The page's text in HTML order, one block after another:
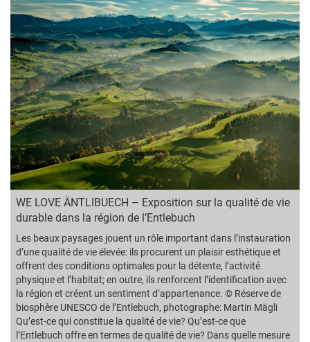
WE LOVE ÄNTLIBUECH – Exposition sur la qualité de vie
durable dans la région de l’Entlebuch
Les beaux paysages jouent un rôle important dans l’instauration
d’une qualité de vie élevée: ils procurent un plaisir esthétique et
offrent des conditions optimales pour la détente, l’activité
physique et l’habitat; en outre, ils renforcent l’identification avec
la région et créent un sentiment d’appartenance. © Réserve de
biosphère UNESCO de l’Entlebuch, photographe: Martin Mägli
Qu’est-ce qui constitue la qualité de vie? Qu’est-ce que
l’Entlebuch offre en termes de qualité de vie? Dans quelle mesure